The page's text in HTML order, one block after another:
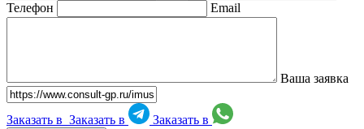
Телефон
Email
Ваша заявка
Заказать в Заказать в Заказать в